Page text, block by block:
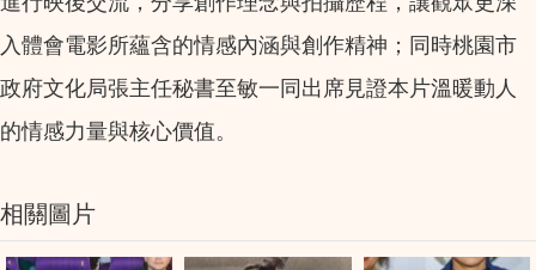
入體會電影所蘊含的情感內涵與創作精神；同時桃園市
政府文化局張主任秘書至敏一同出席見證本片溫暖動人
的情感力量與核心價值。
相關圖片